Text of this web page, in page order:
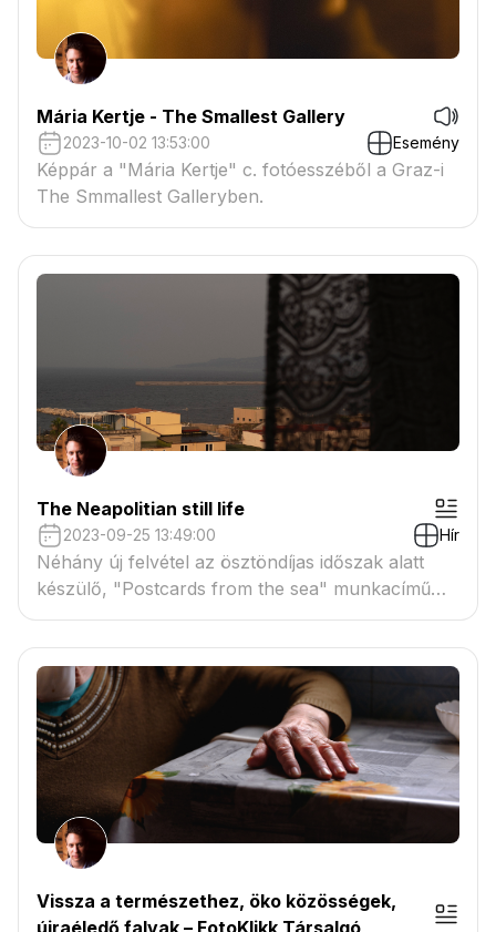
Mária Kertje - The Smallest Gallery
2023-10-02 13:53:00 Esemény
Képpár a "Mária Kertje" c. fotóesszéből a Graz-i
The Smmallest Galleryben.
The Neapolitian still life
2023-09-25 13:49:00 Hír
Néhány új felvétel az ösztöndíjas időszak alatt
készülő, "Postcards from the sea" munkacímű
fotókönyvhöz.
Vissza a természethez, öko közösségek,
újraéledő falvak – FotoKlikk Társalgó